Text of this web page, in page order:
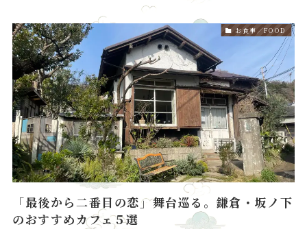
お食事／FOOD
「最後から二番目の恋」舞台巡る。鎌倉・坂ノ下
のおすすめカフェ５選